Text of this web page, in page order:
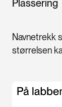
Plassering
Navnetrekk
størrelsen